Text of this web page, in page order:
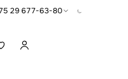
29 677-63-80